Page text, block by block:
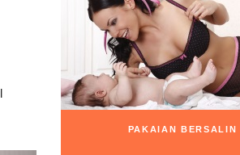
PAKAIAN BERSALIN